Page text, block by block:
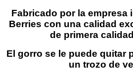
Fabricado por la empresa
Berries con una calidad
de primera
El gorro se le puede quitar
un trozo de